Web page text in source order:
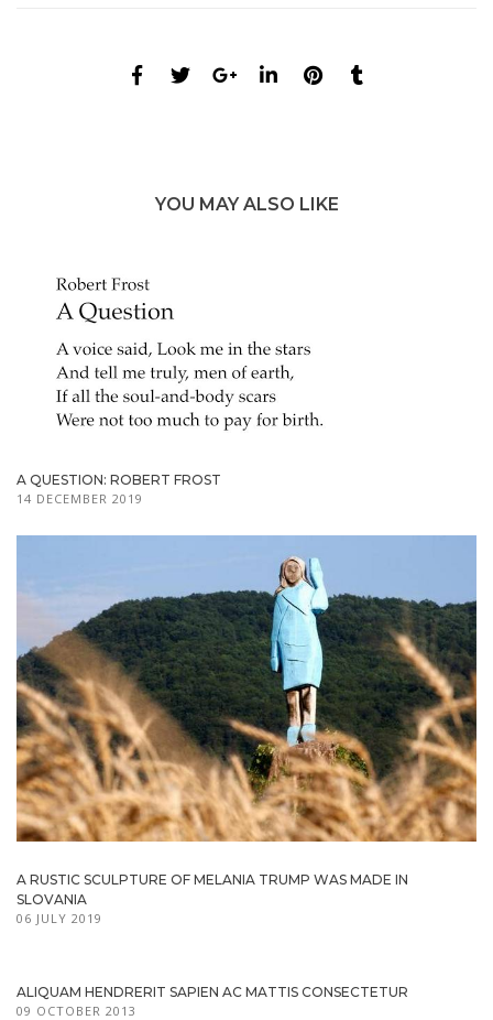
YOU MAY ALSO LIKE
A QUESTION: ROBERT FROST
14 DECEMBER 2019
A RUSTIC SCULPTURE OF MELANIA TRUMP WAS MADE IN
SLOVANIA
06 JULY 2019
ALIQUAM HENDRERIT SAPIEN AC MATTIS CONSECTETUR
09 OCTOBER 2013